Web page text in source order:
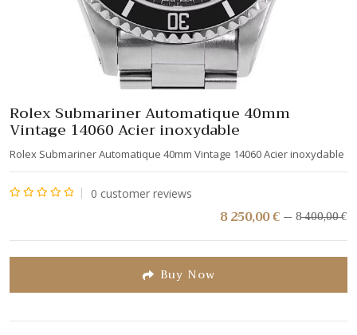
Rolex Submariner Automatique 40mm
Vintage 14060 Acier inoxydable
Rolex Submariner Automatique 40mm Vintage 14060 Acier inoxydable
0 customer reviews
8 400,00€
8 250,00€
Buy Now